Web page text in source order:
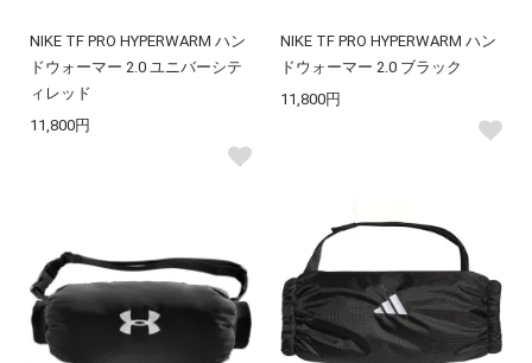
NIKE TF PRO HYPERWARM ハン
ドウォーマー 2.0 ユニバーシテ
ィレッド
11,800円
NIKE TF PRO HYPERWARM ハン
ドウォーマー 2.0 ブラック
11,800円